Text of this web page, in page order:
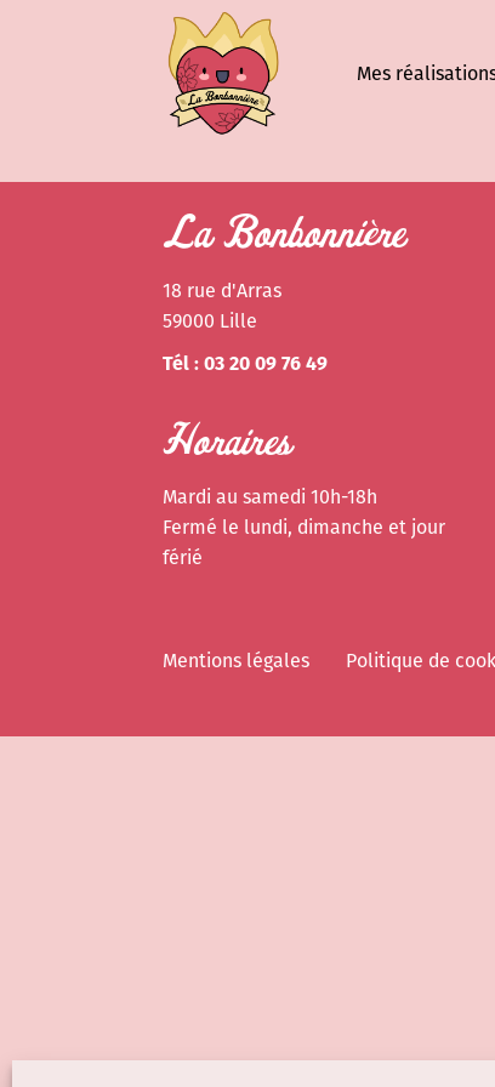
Mes
La Bonbonnière
18 rue d'Arras
59000 Lille
Tél : 03 20 09 76 49
Horaires
Mardi au samedi 10h-18h
Fermé le lundi, dimanche et jour
férié
Mentions légales Politique de